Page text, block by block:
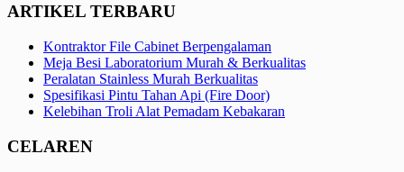
ARTIKEL TERBARU
Kontraktor File Cabinet Berpengalaman
Meja Besi Laboratorium Murah & Berkualitas
Peralatan Stainless Murah Berkualitas
Spesifikasi Pintu Tahan Api (Fire Door)
Kelebihan Troli Alat Pemadam Kebakaran
CELAREN